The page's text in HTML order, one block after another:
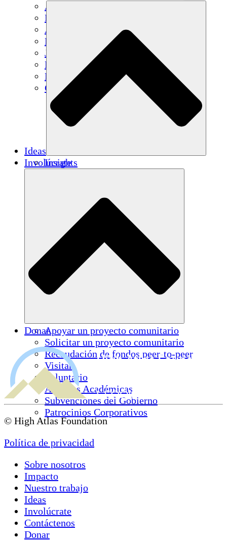
Agricultura sostenible
Recuperación de terremotos
Agua limpia
Empoderamiento de la mujer
Jóvenes y estudiantes
Preservación cultural y diálogo
Desarrollo de capacidades
Créditos de carbono
Ideas
Insights
Involúcrate
Apoyar un proyecto comunitario
Solicitar un proyecto comunitario
Recaudación de fondos peer-to-peer
Visitar
Voluntario
Alianzas Académicas
Subvenciones del Gobierno
Patrocinios Corporativos
Donar
© High Atlas Foundation
Política de privacidad
Sobre nosotros
Impacto
Nuestro trabajo
Ideas
Involúcrate
Contáctenos
Donar